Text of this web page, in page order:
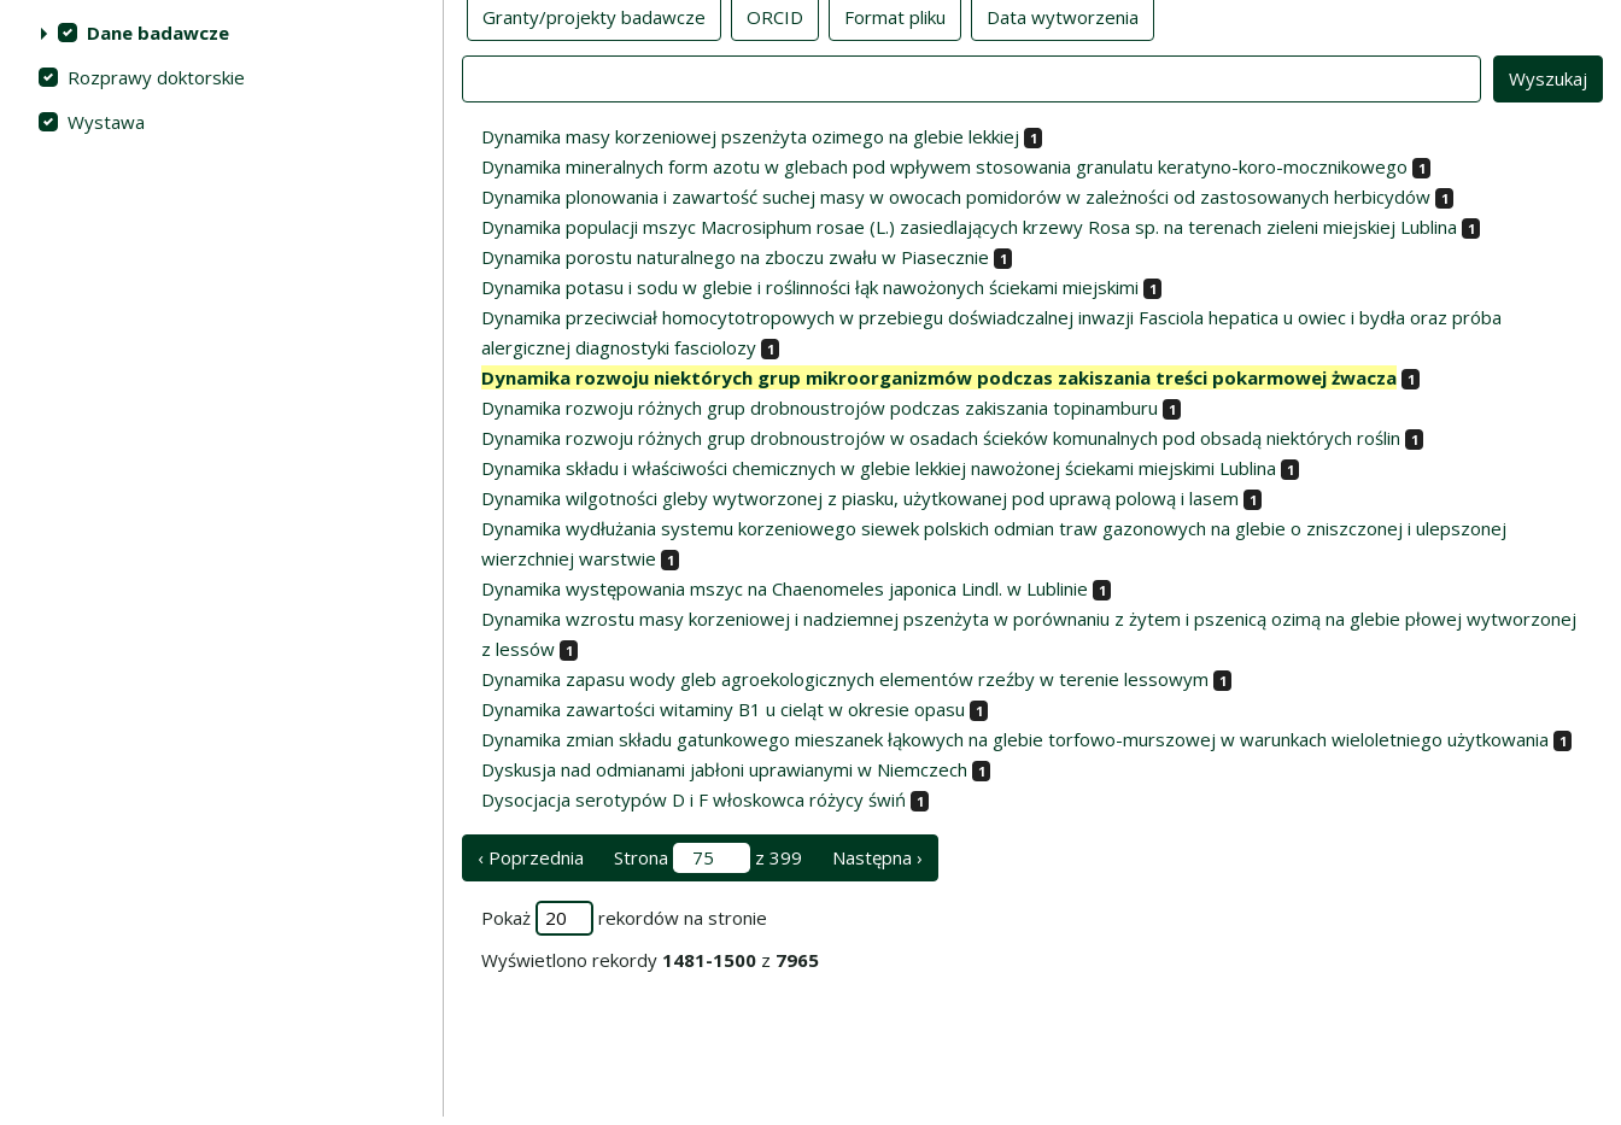
Dane badawcze
Rozprawy doktorskie
Wystawa
Granty/projekty badawcze ORCID Format pliku Data wytworzenia
Dynamika masy korzeniowej pszenżyta ozimego na glebie lekkiej 1
Dynamika mineralnych form azotu w glebach pod wpływem stosowania granulatu keratyno-koro-mocznikowego 1
Dynamika plonowania i zawartość suchej masy w owocach pomidorów w zależności od zastosowanych herbicydów 1
Dynamika populacji mszyc Macrosiphum rosae (L.) zasiedlających krzewy Rosa sp. na terenach zieleni miejskiej Lublina 1
Dynamika porostu naturalnego na zboczu zwału w Piasecznie 1
Dynamika potasu i sodu w glebie i roślinności łąk nawożonych ściekami miejskimi 1
Dynamika przeciwciał homocytotropowych w przebiegu doświadczalnej inwazji Fasciola hepatica u owiec i bydła oraz próba
alergicznej diagnostyki fasciolozy
1
Dynamika rozwoju niektórych grup mikroorganizmów podczas zakiszania treści pokarmowej żwacza 1
Dynamika rozwoju różnych grup drobnoustrojów podczas zakiszania topinamburu 1
Dynamika rozwoju różnych grup drobnoustrojów w osadach ścieków komunalnych pod obsadą niektórych roślin 1
Dynamika składu i właściwości chemicznych w glebie lekkiej nawożonej ściekami miejskimi Lublina 1
Dynamika wilgotności gleby wytworzonej z piasku, użytkowanej pod uprawą polową i lasem 1
Dynamika wydłużania systemu korzeniowego siewek polskich odmian traw gazonowych na glebie o zniszczonej i ulepszonej
wierzchniej warstwie
1
Dynamika występowania mszyc na Chaenomeles japonica Lindl. w Lublinie 1
Dynamika wzrostu masy korzeniowej i nadziemnej pszenżyta w porównaniu z żytem i pszenicą ozimą na glebie płowej wytworzonej
z lessów
1
Dynamika zapasu wody gleb agroekologicznych elementów rzeźby w terenie lessowym 1
Dynamika zawartości witaminy B1 u cieląt w okresie opasu 1
Dynamika zmian składu gatunkowego mieszanek łąkowych na glebie torfowo-murszowej w warunkach wieloletniego użytkowania 1
Dyskusja nad odmianami jabłoni uprawianymi w Niemczech 1
Dysocjacja serotypów D i F włoskowca różycy świń 1
‹ Poprzednia Strona z 399 Następna ›
Pokaż
rekordów na stronie
Wyświetlono rekordy 1481-1500 z 7965